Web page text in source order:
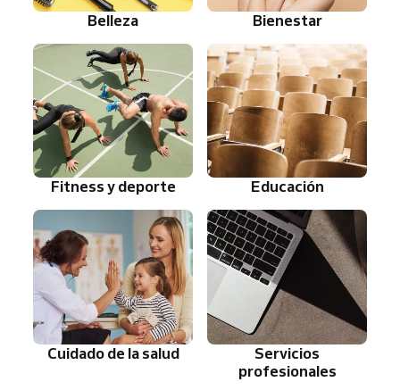
Belleza Bienestar
Fitness y deporte Educación
Cuidado de la salud
Servicios
profesionales